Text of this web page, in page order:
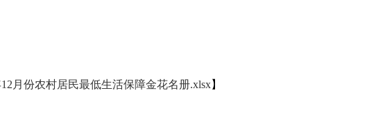
月份农村居民最低生活保障金花名册.xlsx】